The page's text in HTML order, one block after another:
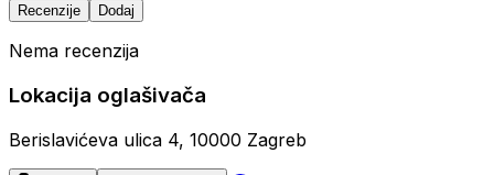
Recenzije Dodaj
Nema recenzija
Lokacija oglašivača
Berislavićeva ulica 4, 10000 Zagreb